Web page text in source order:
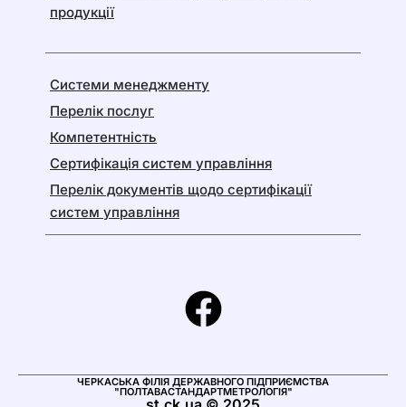
продукції
Системи менеджменту
Перелік послуг
Компетентність
Сертифікація систем управління
Перелік документів щодо сертифікації
систем управління
ЧЕРКАСЬКА ФІЛІЯ ДЕРЖАВНОГО ПІДПРИЄМСТВА
"ПОЛТАВАСТАНДАРТМЕТРОЛОГІЯ"